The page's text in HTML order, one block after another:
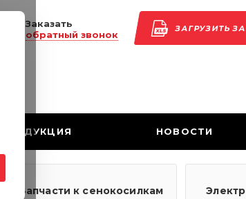
ЗАГРУЗИТЬ
Заказать
обратный звонок
ПРОДУКЦИЯ НОВОСТИ
Запчасти к сенокосилкам